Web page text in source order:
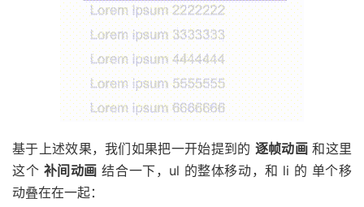
基于上述效果，我们如果把一开始提到的 逐帧动画 和这里
这个 补间动画 结合一下，ul 的整体移动，和 li 的 单个移
动叠在在一起：